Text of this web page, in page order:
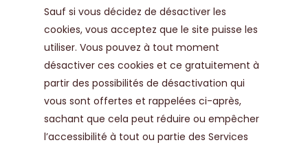
Sauf si vous décidez de désactiver les
cookies, vous acceptez que le site puisse les
utiliser. Vous pouvez à tout moment
désactiver ces cookies et ce gratuitement à
partir des possibilités de désactivation qui
vous sont offertes et rappelées ci-après,
sachant que cela peut réduire ou empêcher
l’accessibilité à tout ou partie des Services